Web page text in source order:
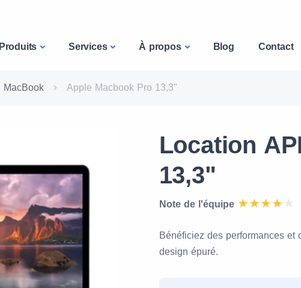
Produits Services À propos Blog Contact
MacBook Apple Macbook Pro 13,3"
Location
13,3"
Note de l'équipe
Bénéficiez des performances et
design épuré.